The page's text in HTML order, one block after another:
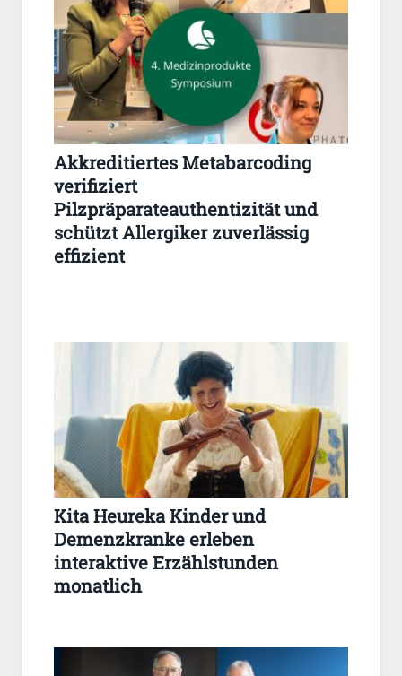
Akkreditiertes Metabarcoding
verifiziert
Pilzpräparateauthentizität und
schützt Allergiker zuverlässig
effizient
Kita Heureka Kinder und
Demenzkranke erleben
interaktive Erzählstunden
monatlich